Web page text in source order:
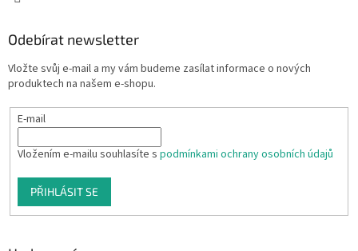
Odebírat newsletter
Vložte svůj e-mail a my vám budeme zasílat informace o nových
produktech na našem e-shopu.
E-mail
Vložením e-mailu souhlasíte s podmínkami ochrany osobních údajů
PŘIHLÁSIT SE